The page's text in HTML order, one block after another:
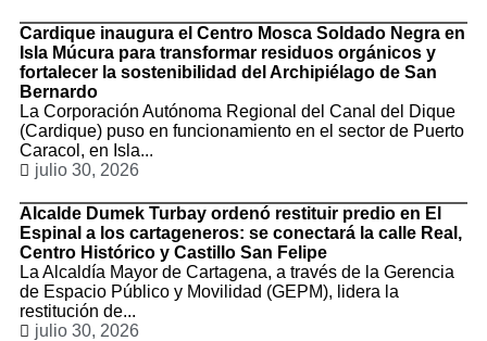
Cardique inaugura el Centro Mosca Soldado Negra en
Isla Múcura para transformar residuos orgánicos y
fortalecer la sostenibilidad del Archipiélago de San
Bernardo
La Corporación Autónoma Regional del Canal del Dique
(Cardique) puso en funcionamiento en el sector de Puerto
Caracol, en Isla...
julio 30, 2026
Alcalde Dumek Turbay ordenó restituir predio en El
Espinal a los cartageneros: se conectará la calle Real,
Centro Histórico y Castillo San Felipe
La Alcaldía Mayor de Cartagena, a través de la Gerencia
de Espacio Público y Movilidad (GEPM), lidera la
restitución de...
julio 30, 2026